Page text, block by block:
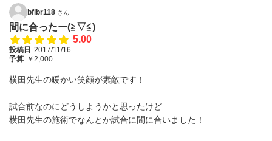
bflbr118 さん
間に合ったー(≧▽≦)
5.00
投稿日 2017/11/16
予算 ￥2,000
横田先生の暖かい笑顔が素敵です！
試合前なのにどうしようかと思ったけど
横田先生の施術でなんとか試合に間に合いました！